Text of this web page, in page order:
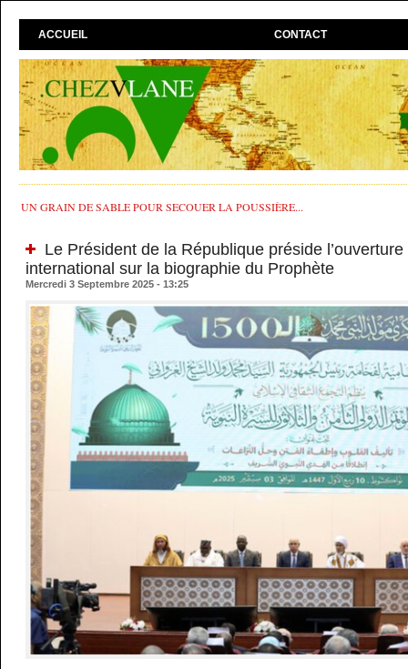
ACCUEIL CONTACT
UN GRAIN DE SABLE POUR SECOUER LA POUSSIÈRE...
Le Président de la République préside
international sur la biographie du Prophète
Mercredi 3 Septembre 2025 - 13:25